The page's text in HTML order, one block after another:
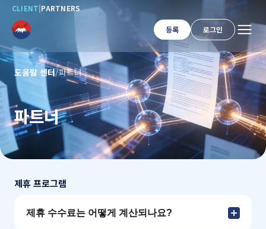
CLIENT|PARTNERS
등록 로그인
도움말 센터/파트너
파트너
제휴 프로그램
제휴 수수료는 어떻게 계산되나요?